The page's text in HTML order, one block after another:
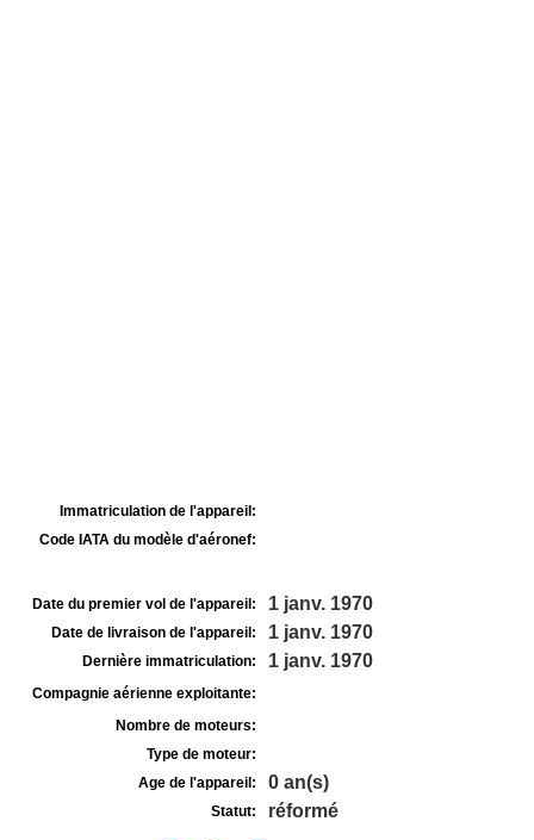
Immatriculation de l'appareil:
Code IATA du modèle d'aéronef:
Date du premier vol de l'appareil: 1 janv. 1970
Date de livraison de l'appareil: 1 janv. 1970
Dernière immatriculation: 1 janv. 1970
Compagnie aérienne exploitante:
Nombre de moteurs:
Type de moteur:
Age de l'appareil:
0 an(s)
Statut: réformé